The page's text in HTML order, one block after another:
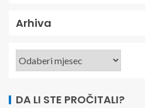
Arhiva
DA LI STE PROČITALI?